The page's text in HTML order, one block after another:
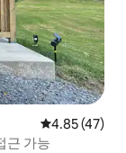
평점 4.85점
4.85 (47)
근 가능